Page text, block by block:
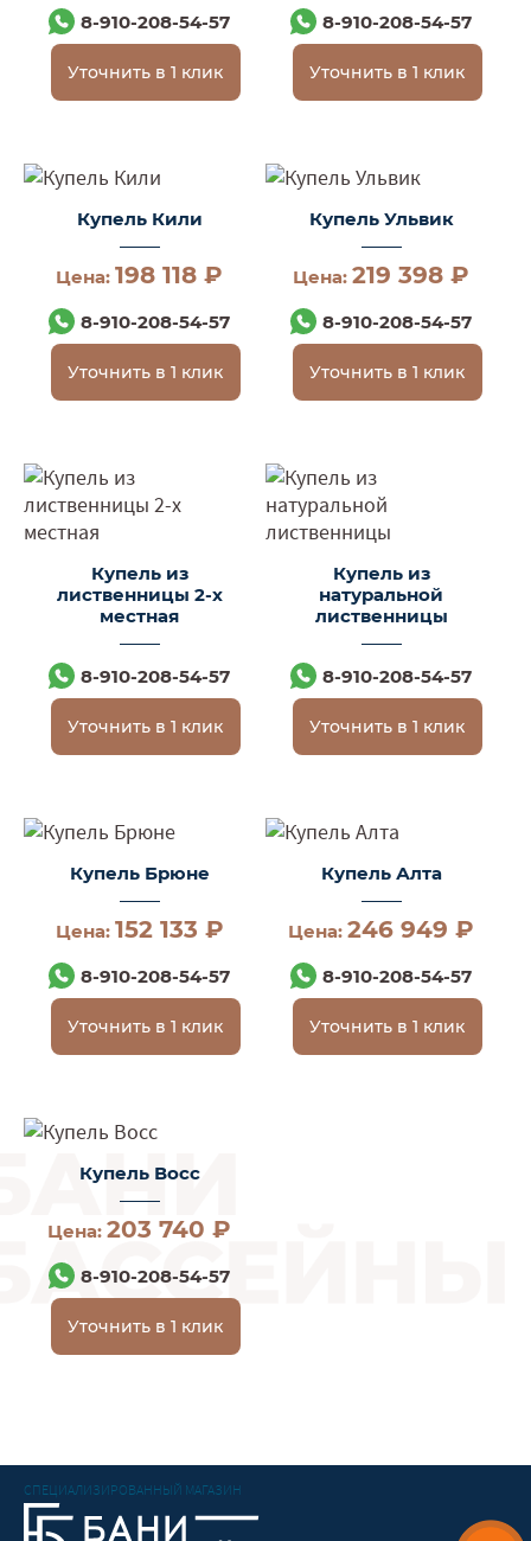
8-910-208-54-57
Уточнить в 1 клик
8-910-208-54-57
Уточнить в 1 клик
Купель Кили
Цена:198 118 ₽
8-910-208-54-57
Уточнить в 1 клик
Купель Ульвик
Цена:219 398 ₽
8-910-208-54-57
Уточнить в 1 клик
Купель из
лиственницы 2-х
местная
8-910-208-54-57
Уточнить в 1 клик
Купель из
натуральной
лиственницы
8-910-208-54-57
Уточнить в 1 клик
Купель Брюне
Цена: 152 133 ₽
8-910-208-54-57
Уточнить в 1 клик
Купель Алта
Цена:246 949 ₽
8-910-208-54-57
Уточнить в 1 клик
Купель Восс
Цена:203 740 ₽
8-910-208-54-57
Уточнить в 1 клик
СПЕЦИАЛИЗИРОВАННЫЙ МАГАЗИН